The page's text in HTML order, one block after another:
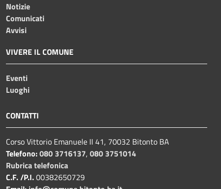
Notizie
Comunicati
Avvisi
VIVERE IL COMUNE
Eventi
Luoghi
CONTATTI
Corso Vittorio Emanuele II 41, 70032 Bitonto BA
Telefono:080 3716137, 080 3751014
Rubrica telefonica
C.F. /P.I.00382650729